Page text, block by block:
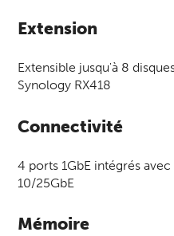
Extension
Extensible jusqu'à 8
Synology RX418
Connectivité
4 ports 1GbE intégrés
10/25GbE
Mémoire